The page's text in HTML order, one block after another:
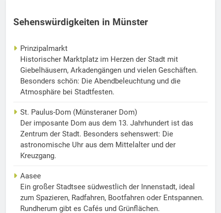
Sehenswürdigkeiten in Münster
Prinzipalmarkt
Historischer Marktplatz im Herzen der Stadt mit
Giebelhäusern, Arkadengängen und vielen Geschäften.
Besonders schön: Die Abendbeleuchtung und die
Atmosphäre bei Stadtfesten.
St. Paulus-Dom (Münsteraner Dom)
Der imposante Dom aus dem 13. Jahrhundert ist das
Zentrum der Stadt. Besonders sehenswert: Die
astronomische Uhr aus dem Mittelalter und der
Kreuzgang.
Aasee
Ein großer Stadtsee südwestlich der Innenstadt, ideal
zum Spazieren, Radfahren, Bootfahren oder Entspannen.
Rundherum gibt es Cafés und Grünflächen.